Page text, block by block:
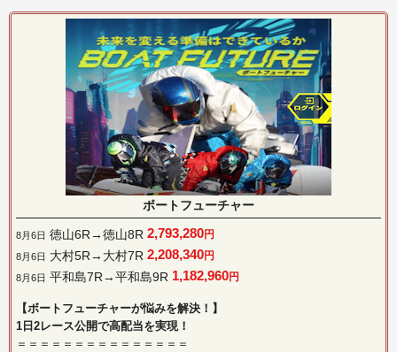
ボートフューチャー
8月6日 徳山6R→徳山8R 2,793,280円
8月6日 大村5R→大村7R 2,208,340円
8月6日 平和島7R→平和島9R 1,182,960円
【ボートフューチャーが悩みを解決！】
1日2レース公開で高配当を実現！
＝＝＝＝＝＝＝＝＝＝＝＝＝＝＝